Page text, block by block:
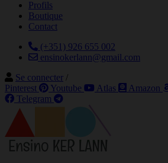
Profils
Boutique
Contact
(+351) 926 655 002
ensinokerlann@gmail.com
Se connecter /
Pinterest
Youtube Atlas Amazon
Telegram